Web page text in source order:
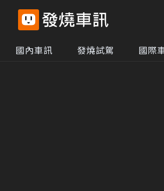
國內車訊 發燒試駕 國際